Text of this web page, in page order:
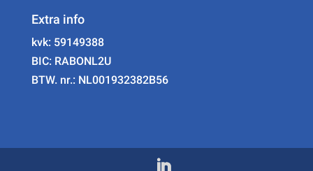
Extra info
kvk: 59149388
BIC: RABONL2U
BTW. nr.: NL001932382B56